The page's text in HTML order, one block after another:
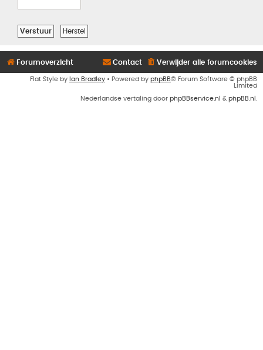
Forumoverzicht Verwijder alle forumcookies
Contact
Flat Style by Ian Bradley • Powered by phpBB® Forum Software © phpBB
Limited
Nederlandse vertaling door phpBBservice.nl & phpBB.nl .